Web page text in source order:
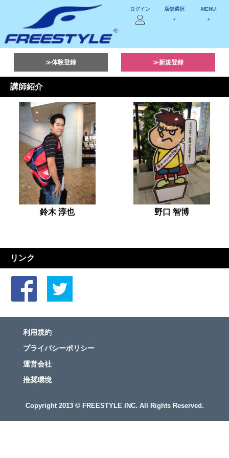
ログイン
店舗選択
+
MENU
+
≫体験登録 ≫新規登録
講師紹介
鈴木 淳也 野口 智博
リンク
利用規約
プライバシーポリシー
運営会社
推奨環境
Copyright 2013 © FREESTYLE INC. All Rights Reserved.